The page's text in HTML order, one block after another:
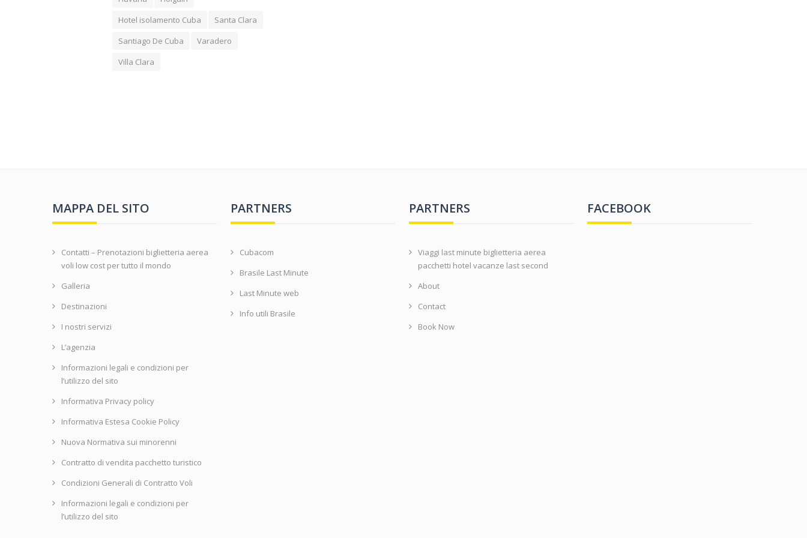
Hotel isolamento Cuba
Santa Clara
Santiago De Cuba
Varadero
Villa Clara
MAPPA DEL SITO
Contatti – Prenotazioni biglietteria aerea
voli low cost per tutto il mondo
Galleria
Destinazioni
I nostri servizi
L’agenzia
Informazioni legali e condizioni per
l’utilizzo del sito
Informativa Privacy policy
Informativa Estesa Cookie Policy
Nuova Normativa sui minorenni
Contratto di vendita pacchetto turistico
Condizioni Generali di Contratto Voli
Informazioni legali e condizioni per
l’utilizzo del sito
PARTNERS
Cubacom
Brasile Last Minute
Last Minute web
Info utili Brasile
PARTNERS
Viaggi last minute biglietteria aerea
pacchetti hotel vacanze last second
About
Contact
Book Now
FACEBOOK